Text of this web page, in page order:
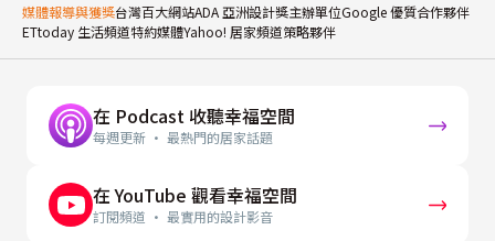
媒體報導與獲獎台灣百大網站ADA 亞洲設計獎主辦單位Google 優質合作夥伴
ETtoday 生活頻道特約媒體Yahoo! 居家頻道策略夥伴
在 Podcast 收聽幸福空間
每週更新 · 最熱門的居家話題
在 YouTube 觀看幸福空間
訂閱頻道 · 最實用的設計影音